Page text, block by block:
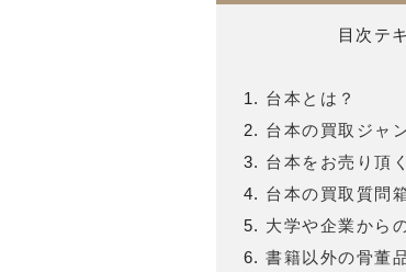
目次テ
台本とは？
台本の買取ジャ
台本をお売り頂
台本の買取質問
大学や企業から
書籍以外の骨董